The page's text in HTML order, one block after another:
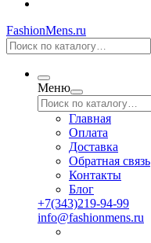
FashionMens.ru
Меню
Главная
Оплата
Доставка
Обратная связь
Контакты
Блог
+7(343)219-94-99
info@fashionmens.ru